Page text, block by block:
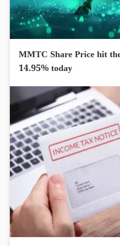
MMTC Share Price hit
14.95% today